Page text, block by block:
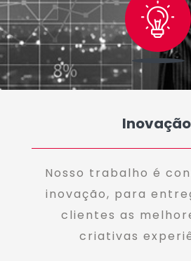
Inovação
Nosso trabalho é
inovação, para
clientes as
criativas